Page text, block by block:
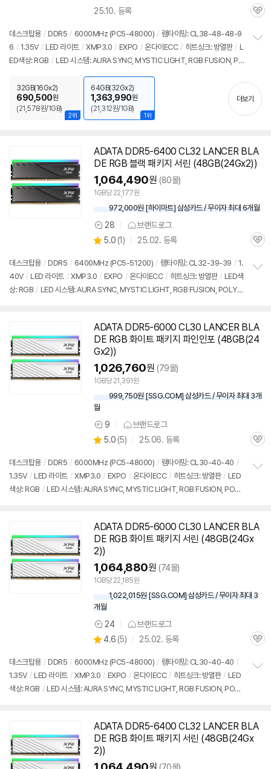
품
견
25.10. 등록
관
데스크탑용 / DDR5 / 6000MHz (PC5-48000) / 램타이밍: CL38-48-48-9
6 / 1.35V / LED 라이트 / XMP3.0 / EXPO / 온다이ECC / 히트싱크: 방열판 / L
ED색상: RGB / LED 시스템: AURA SYNC, MYSTIC LIGHT, RGB FUSION, PO
기
2위
32GB(16Gx2)
690,500원
(21,578원/1GB)
1위
64GB(32Gx2)
1,363,990원
(21,312원/1GB)
더보기
ADATA DDR5-6400 CL32 LANCER BLA
DE RGB 블랙 패키지 서린 (48GB(24Gx2))
1,064,490원 (80몰)
1GB당 22,177원
972,000원 [하이마트] 삼성카드 / 무이자 최대 6개월
상
품
견
28 브랜드로그
별
점
5.0 (상
리
뷰
1) 25.02. 등록
관
데스크탑용 / DDR5 / 6400MHz (PC5-51200) / 램타이밍: CL32-39-39 / 1.
40V / LED 라이트 / XMP3.0 / EXPO / 온다이ECC / 히트싱크: 방열판 / LED색
상: RGB / LED 시스템: AURA SYNC, MYSTIC LIGHT, RGB FUSION, POLYC
기
ADATA DDR5-6000 CL30 LANCER BLA
DE RGB 화이트 패키지 파인인포 (48GB(24
Gx2))
1,026,760원 (79몰)
1GB당 21,391원
999,750원 [SSG.COM] 삼성카드 / 무이자 최대 3개
월
상
품
견
9 브랜드로그
별
점
5.0 (상
리
뷰
5) 25.06. 등록
관
데스크탑용 / DDR5 / 6000MHz (PC5-48000) / 램타이밍: CL30-40-40 /
1.35V / LED 라이트 / XMP3.0 / EXPO / 온다이ECC / 히트싱크: 방열판 / LED
색상: RGB / LED 시스템: AURA SYNC, MYSTIC LIGHT, RGB FUSION, POLY
기
ADATA DDR5-6000 CL30 LANCER BLA
DE RGB 화이트 패키지 서린 (48GB(24Gx
2))
1,064,880원 (74몰)
1GB당 22,185원
1,022,015원 [SSG.COM] 삼성카드 / 무이자 최대 3
개월
상
품
견
24 브랜드로그
별
점
4.6 (상
리
뷰
5) 25.02. 등록
관
데스크탑용 / DDR5 / 6000MHz (PC5-48000) / 램타이밍: CL30-40-40 /
1.35V / LED 라이트 / XMP3.0 / EXPO / 온다이ECC / 히트싱크: 방열판 / LED
색상: RGB / LED 시스템: AURA SYNC, MYSTIC LIGHT, RGB FUSION, POLY
기
ADATA DDR5-6400 CL32 LANCER BLA
DE RGB 화이트 패키지 서린 (48GB(24Gx
2))